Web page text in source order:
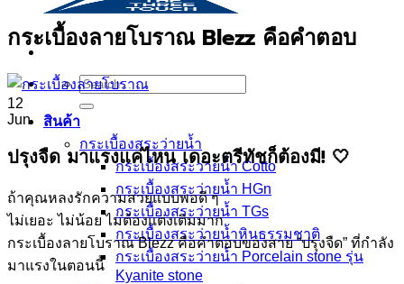
Search
for:
สินค้า
กระเบื้องสระว่ายนํ้า
กระเบื้องสระว่ายน้ำ Cotto
กระเบื้องสระว่ายน้ำ HGn
กระเบื้องสระว่ายน้ำ TGs
กระเบื้องสระว่ายน้ำหินธรรมชาติ
กระเบื้องสระว่ายนํ้า Porcelain stone รุ่น
Kyanite stone
กระเบื้องลายโบราณ Blezz คือคำตอบ
12
Jun
ปรุงจืด มาแรงแค่ไหน เดอะตรีทัชก็ต้องมี! 🤍
ถ้าคุณหลงรักความสวยแบบพอดี ๆ
ไม่เยอะ ไม่น้อย ไม่ต้องแต่งเติมมาก
กระเบื้องลายโบราณ Blezz คือคำตอบของสาย “ปรุงจืด” ที่กำลัง
มาแรงในตอนนี้